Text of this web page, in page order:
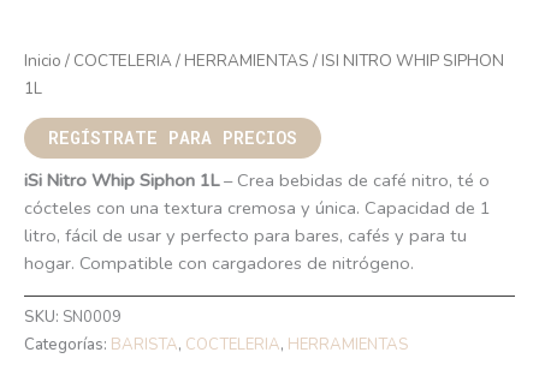
Inicio / COCTELERIA/ HERRAMIENTAS / ISI NITRO WHIP SIPHON
1L
REGÍSTRATE PARA PRECIOS
iSi Nitro Whip Siphon 1L– Crea bebidas de café nitro, té o
cócteles con una textura cremosa y única. Capacidad de 1
litro, fácil de usar y perfecto para bares, cafés y para tu
hogar. Compatible con cargadores de nitrógeno.
SKU: SN0009
Categorías: BARISTA, COCTELERIA, HERRAMIENTAS